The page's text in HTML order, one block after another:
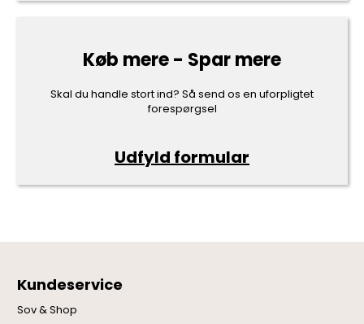
Køb mere - Spar mere
Skal du handle stort ind? Så send os en uforpligtet
forespørgsel
Udfyld formular
Kundeservice
Sov & Shop